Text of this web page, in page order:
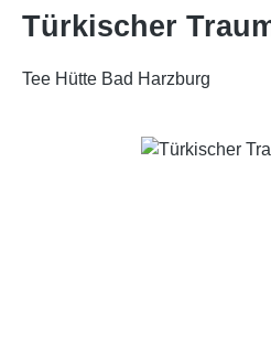
Türkischer
Tee Hütte Bad Harzburg
Bildergalerie überspringen